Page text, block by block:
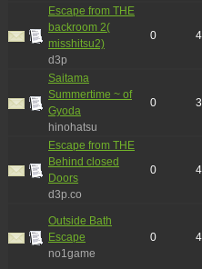
Escape from THE
backroom 2(
misshitsu2)
d3p
0
Saitama
Summertime ~ of
Gyoda
hinohatsu
0
Escape from THE
Behind closed
Doors
d3p.co
0
Outside Bath
Escape
no1game
0